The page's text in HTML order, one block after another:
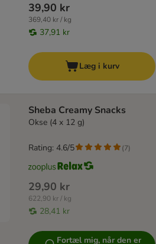
39,90 kr
369,40 kr / kg
37,91 kr
Læg i kurv
Sheba Creamy Snacks
Okse (4 x 12 g)
29,90 kr
622,90 kr / kg
28,41 kr
Rating: 4.6/5 (7)
Fortæl mig, når den er